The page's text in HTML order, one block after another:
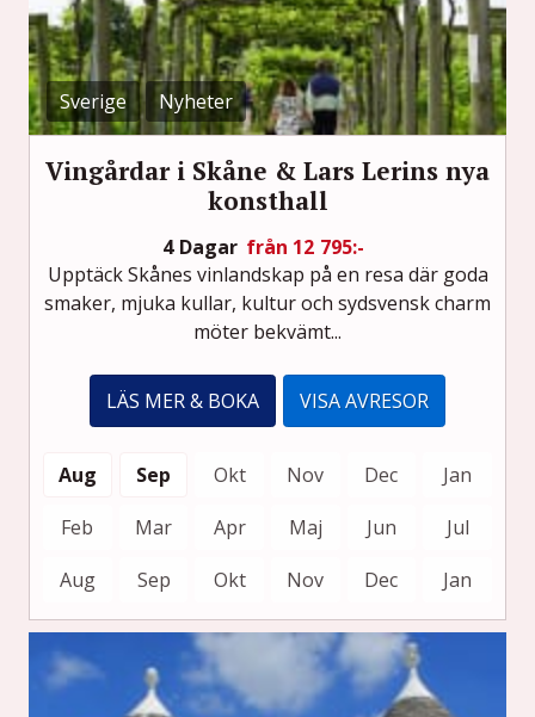
Sverige Nyheter
Vingårdar i Skåne & Lars Lerins nya
konsthall
4 Dagar från 12 795:-
Upptäck Skånes vinlandskap på en resa där goda
smaker, mjuka kullar, kultur och sydsvensk charm
möter bekvämt...
LÄS MER & BOKA VISA AVRESOR
Aug Sep Okt Nov Dec
Jan
Feb
Mar Apr Maj Jun
Jul
Aug
Sep Okt Nov Dec Jan